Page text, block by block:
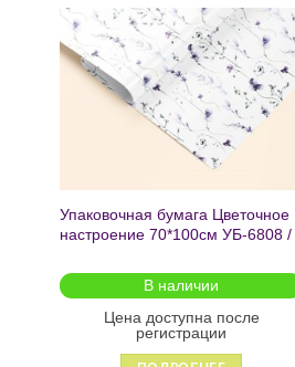
Добавить
в список
желаний
Упаковочная бумага Цветочное
настроение 70*100см УБ-6808 /
В наличии
Цена доступна после
регистрации